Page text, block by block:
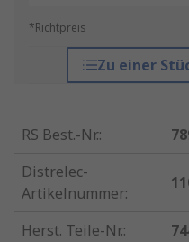
*Richtpreis
Zu einer
RS Best.-Nr.:
Distrelec-
Artikelnummer:
Herst. Teile-Nr.: